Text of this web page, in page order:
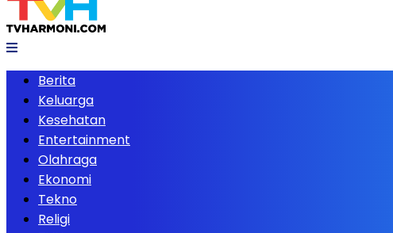
Berita
Keluarga
Kesehatan
Entertainment
Olahraga
Ekonomi
Tekno
Religi